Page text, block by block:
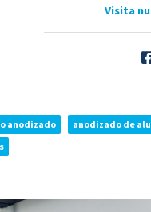
Visita
anodizado anodizado de